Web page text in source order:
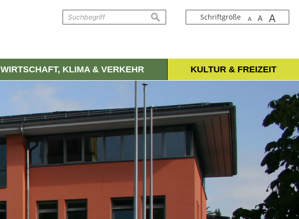
Schriftgröße A A A
suchen
WIRTSCHAFT, KLIMA & VERKEHR KULTUR & FREIZEIT